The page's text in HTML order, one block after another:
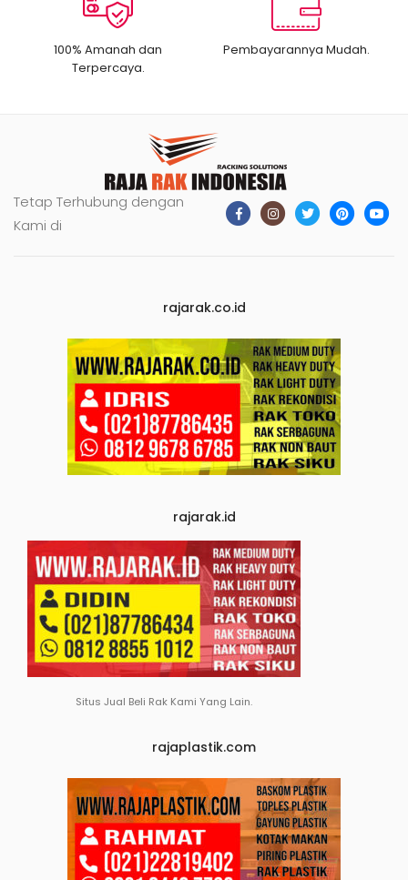
100% Amanah dan
Terpercaya.
Pembayarannya Mudah.
Tetap Terhubung dengan
Kami di
rajarak.co.id
rajarak.id
Situs Jual Beli Rak Kami Yang Lain.
rajaplastik.com